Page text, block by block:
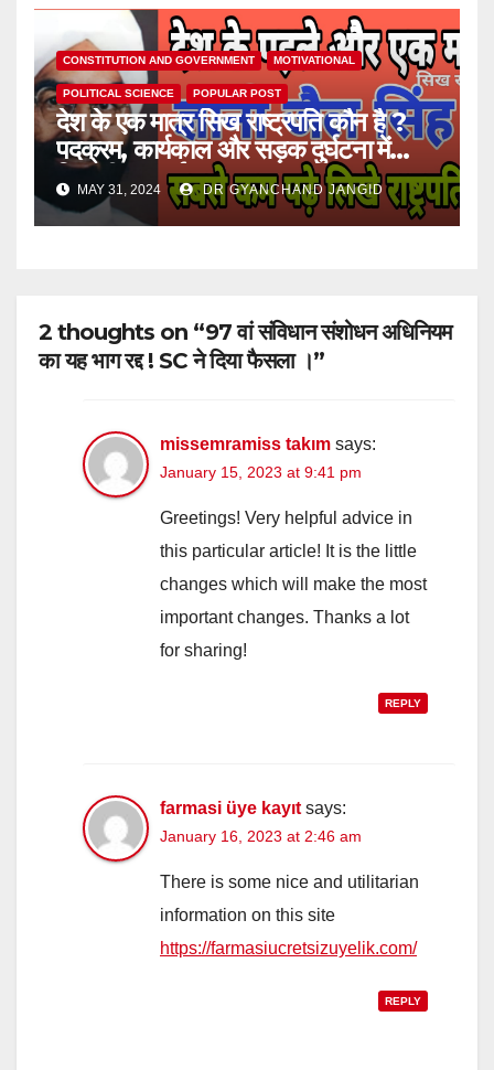
CONSTITUTION AND GOVERNMENT MOTIVATIONAL
POLITICAL SCIENCE POPULAR POST
देश के एक मात्र सिख राष्ट्रपति कौन है ?
पदक्रम, कार्यकाल और सड़क दुर्घटना में
जिनकी मृत्यु हुई।
MAY 31, 2024 DR GYANCHAND JANGID
2 thoughts on “97 वां संविधान संशोधन अधिनियम
का यह भाग रद्द ! SC ने दिया फैसला ।”
missemramiss takım says:
January 15, 2023 at 9:41 pm
Greetings! Very helpful advice in
this particular article! It is the little
changes which will make the most
important changes. Thanks a lot
for sharing!
REPLY
farmasi üye kayıt says:
January 16, 2023 at 2:46 am
There is some nice and utilitarian
information on this site
https://farmasiucretsizuyelik.com/
REPLY